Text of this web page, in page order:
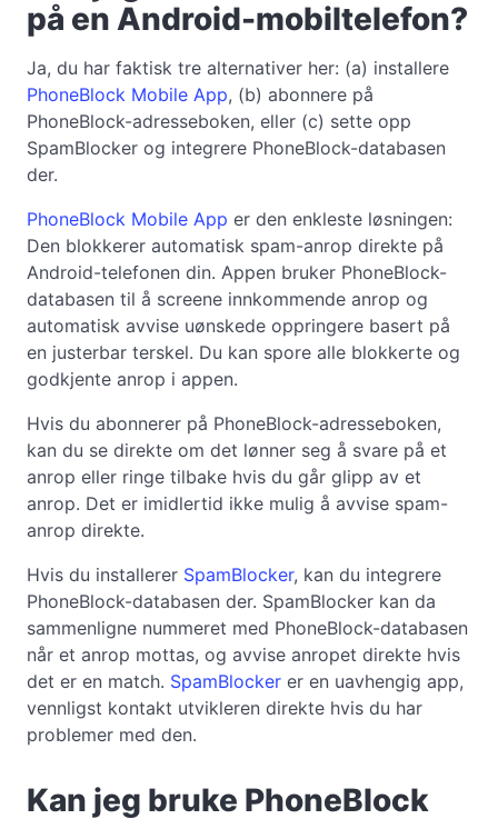
på en Android-mobiltelefon?
Ja, du har faktisk tre alternativer her: (a) installere
PhoneBlock Mobile App, (b) abonnere på
PhoneBlock-adresseboken, eller (c) sette opp
SpamBlocker og integrere PhoneBlock-databasen
der.
PhoneBlock Mobile App er den enkleste løsningen:
Den blokkerer automatisk spam-anrop direkte på
Android-telefonen din. Appen bruker PhoneBlock-
databasen til å screene innkommende anrop og
automatisk avvise uønskede oppringere basert på
en justerbar terskel. Du kan spore alle blokkerte og
godkjente anrop i appen.
Hvis du abonnerer på PhoneBlock-adresseboken,
kan du se direkte om det lønner seg å svare på et
anrop eller ringe tilbake hvis du går glipp av et
anrop. Det er imidlertid ikke mulig å avvise spam-
anrop direkte.
Hvis du installerer SpamBlocker, kan du integrere
PhoneBlock-databasen der. SpamBlocker kan da
sammenligne nummeret med PhoneBlock-databasen
når et anrop mottas, og avvise anropet direkte hvis
det er en match. SpamBlocker er en uavhengig app,
vennligst kontakt utvikleren direkte hvis du har
problemer med den.
Kan jeg bruke PhoneBlock